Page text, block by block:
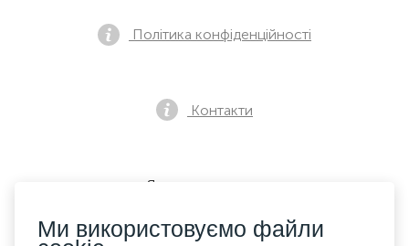
Політика конфіденційності
Контакти
Як купити квиток
Ми використовуємо файли